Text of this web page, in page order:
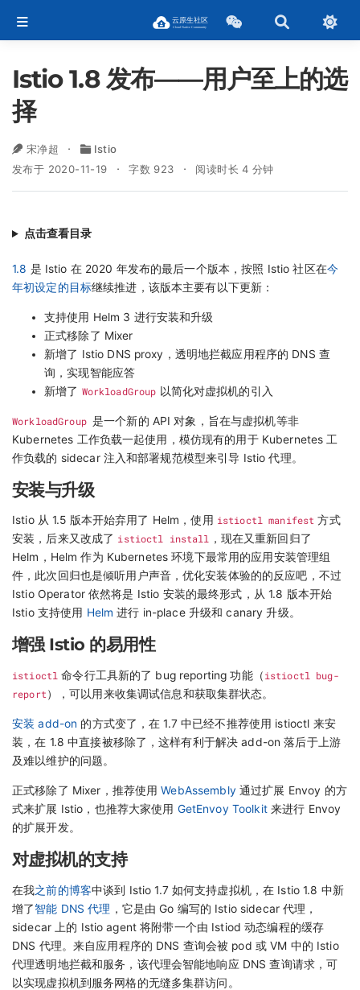
Istio 1.8 发布——用户至上的选
择
宋净超
Istio
发布于 2020-11-19
字数 923 阅读时长 4 分钟
点击查看目录
1.8 是 Istio 在 2020 年发布的最后一个版本，按照 Istio 社区在今
年初设定的目标继续推进，该版本主要有以下更新：
支持使用 Helm 3 进行安装和升级
正式移除了 Mixer
新增了 Istio DNS proxy，透明地拦截应用程序的 DNS 查
询，实现智能应答
新增了 WorkloadGroup 以简化对虚拟机的引入
WorkloadGroup 是一个新的 API 对象，旨在与虚拟机等非
Kubernetes 工作负载一起使用，模仿现有的用于 Kubernetes 工
作负载的 sidecar 注入和部署规范模型来引导 Istio 代理。
安装与升级
Istio 从 1.5 版本开始弃用了 Helm，使用 istioctl manifest 方式
安装，后来又改成了 istioctl install ，现在又重新回归了
Helm，Helm 作为 Kubernetes 环境下最常用的应用安装管理组
件，此次回归也是倾听用户声音，优化安装体验的的反应吧，不过
Istio Operator 依然将是 Istio 安装的最终形式，从 1.8 版本开始
Istio 支持使用 Helm 进行 in-place 升级和 canary 升级。
增强 Istio 的易用性
istioctl 命令行工具新的了 bug reporting 功能（istioctl bug-
report），可以用来收集调试信息和获取集群状态。
安装 add-on 的方式变了，在 1.7 中已经不推荐使用 istioctl 来安
装，在 1.8 中直接被移除了，这样有利于解决 add-on 落后于上游
及难以维护的问题。
正式移除了 Mixer，推荐使用WebAssembly 通过扩展 Envoy 的方
式来扩展 Istio，也推荐大家使用 GetEnvoy Toolkit来进行 Envoy
的扩展开发。
对虚拟机的支持
在我之前的博客中谈到 Istio 1.7 如何支持虚拟机，在 Istio 1.8 中新
增了智能 DNS 代理 ，它是由 Go 编写的 Istio sidecar 代理，
sidecar 上的 Istio agent 将附带一个由 Istiod 动态编程的缓存
DNS 代理。来自应用程序的 DNS 查询会被 pod 或 VM 中的 Istio
代理透明地拦截和服务，该代理会智能地响应 DNS 查询请求，可
以实现虚拟机到服务网格的无缝多集群访问。